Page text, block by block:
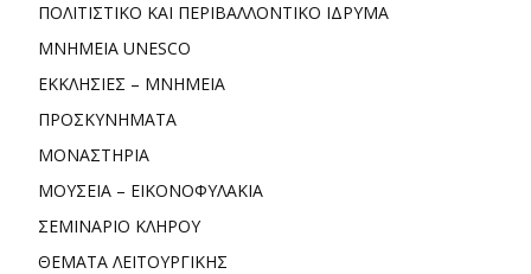
ΠΟΛΙΤΙΣΤΙΚΟ ΚΑΙ ΠΕΡΙΒΑΛΛΟΝΤΙΚΟ ΙΔΡΥΜΑ
ΜΝΗΜΕΙΑ UNESCO
ΕΚΚΛΗΣΙΕΣ – ΜΝΗΜΕΙΑ
ΠΡΟΣΚΥΝΗΜΑΤΑ
ΜΟΝΑΣΤΗΡΙΑ
ΜΟΥΣΕΙΑ – ΕΙΚΟΝΟΦΥΛΑΚΙΑ
ΣΕΜΙΝΑΡΙΟ ΚΛΗΡΟΥ
ΘΕΜΑΤΑ ΛΕΙΤΟΥΡΓΙΚΗΣ